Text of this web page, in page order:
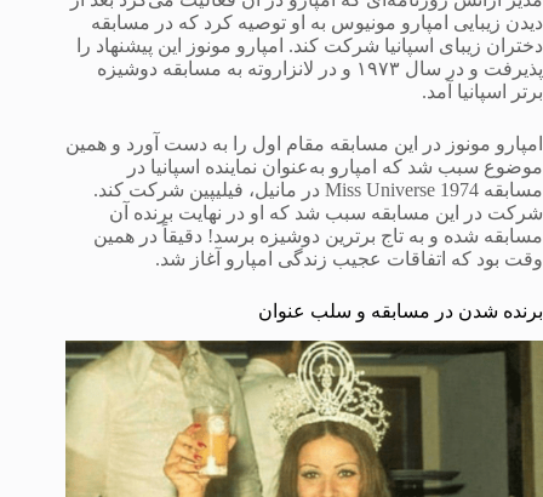
دیدن زیبایی امپارو مونیوس به او توصیه کرد که در مسابقه
دختران زیبای اسپانیا شرکت کند. امپارو مونوز این پیشنهاد را
پذیرفت و در سال ۱۹۷۳ و در لانزاروته به مسابقه دوشیزه
برتر اسپانیا آمد.
امپارو مونوز در این مسابقه مقام اول را به دست آورد و همین
موضوع سبب شد که امپارو به‌عنوان نماینده اسپانیا در
مسابقه Miss Universe 1974 در مانیل، فیلیپین شرکت کند.
شرکت در این مسابقه سبب شد که او در نهایت برنده آن
مسابقه شده و به تاج برترین دوشیزه برسد! دقیقاً در همین
وقت بود که اتفاقات عجیب زندگی امپارو آغاز شد.
برنده شدن در مسابقه و سلب عنوان